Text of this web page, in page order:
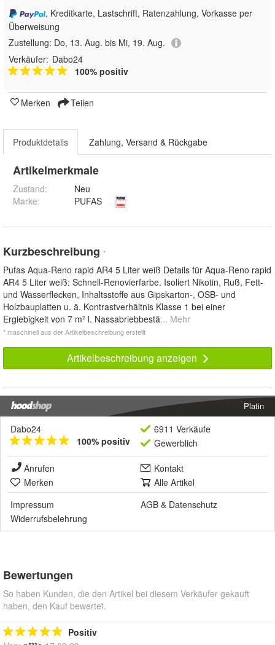
, Kreditkarte, Lastschrift, Ratenzahlung, Vorkasse per
Überweisung
Zustellung: Do, 13. Aug. bis Mi, 19. Aug.
Verkäufer: Dabo24
100% positiv
Merken Teilen
Produktdetails Zahlung, Versand & Rückgabe
Artikelmerkmale
Zustand:
Neu
Marke:
PUFAS
Kurzbeschreibung *
Pufas Aqua-Reno rapid AR4 5 Liter weiß Details für Aqua-Reno rapid
AR4 5 Liter weiß: Schnell-Renovierfarbe. Isoliert Nikotin, Ruß, Fett-
und Wasserflecken, Inhaltsstoffe aus Gipskarton-, OSB- und
Holzbauplatten u. ä. Kontrastverhältnis Klasse 1 bei einer
Ergiebigkeit von 7 m² l. Nassabriebbestä... Mehr
* maschinell aus der Artikelbeschreibung erstellt
Artikelbeschreibung anzeigen
Platin
Dabo24
100% positiv
6911 Verkäufe
Gewerblich
Anrufen
Kontakt
Merken
Alle Artikel
Impressum
AGB & Datenschutz
Widerrufsbelehrung
Bewertungen
So haben Kunden, die den Artikel bei diesem Verkäufer gekauft
haben, den Kauf bewertet.
Positiv